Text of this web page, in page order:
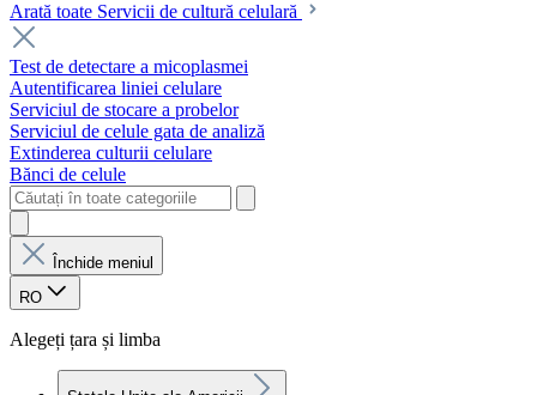
Arată toate Servicii de cultură celulară
Test de detectare a micoplasmei
Autentificarea liniei celulare
Serviciul de stocare a probelor
Serviciul de celule gata de analiză
Extinderea culturii celulare
Bănci de celule
Închide meniul
RO
Alegeți țara și limba